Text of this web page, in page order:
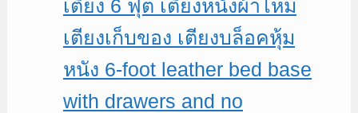
เตียง 6 ฟุต เตียงหนังผ้าไหม
เตียงเก็บของ เตียงบล็อคหุ้ม
หนัง 6-foot leather bed base
with drawers and no